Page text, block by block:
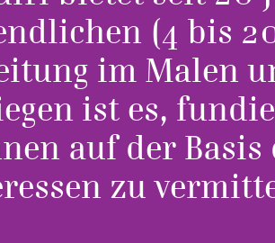
(4 bis
im Malen
ist es,
auf der
zu